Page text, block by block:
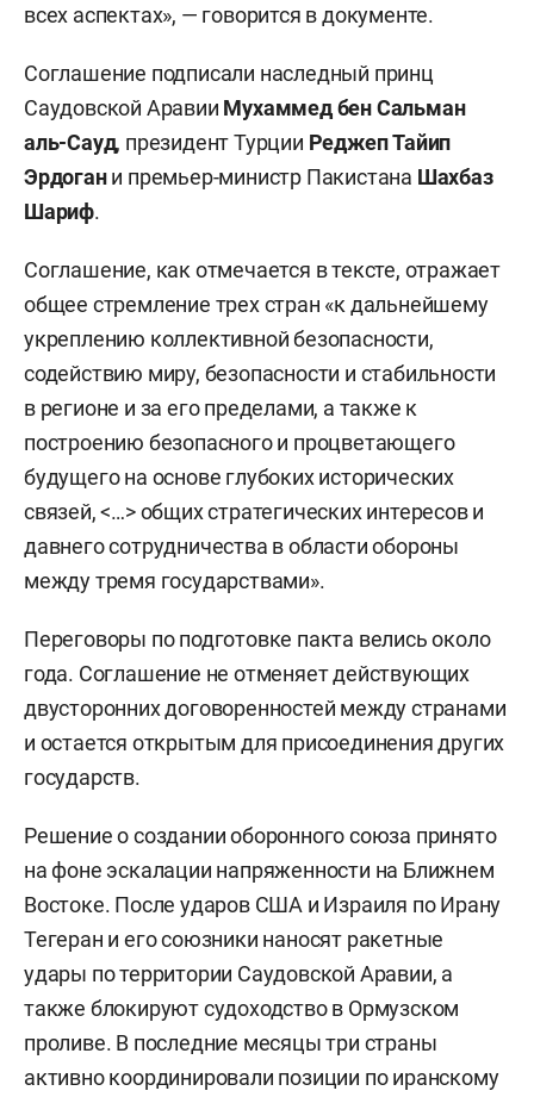
всех аспектах», — говорится в документе.
Соглашение подписали наследный принц
Саудовской Аравии Мухаммед бен Сальман
аль-Сауд, президент Турции РеджепТайип
Эрдогани премьер-министр Пакистана Шахбаз
Шариф.
Соглашение, как отмечается в тексте, отражает
общее стремление трех стран «к дальнейшему
укреплению коллективной безопасности,
содействию миру, безопасности и стабильности
в регионе и за его пределами, а также к
построению безопасного и процветающего
будущего на основе глубоких исторических
связей, <…> общих стратегических интересов и
давнего сотрудничества в области обороны
между тремя государствами».
Переговоры по подготовке пакта велись около
года. Соглашение не отменяет действующих
двусторонних договоренностей между странами
и остается открытым для присоединения других
государств.
Решение о создании оборонного союза принято
на фоне эскалации напряженности на Ближнем
Востоке. После ударов США и Израиля по Ирану
Тегеран и его союзники наносят ракетные
удары по территории Саудовской Аравии, а
также блокируют судоходство в Ормузском
проливе. В последние месяцы три страны
активно координировали позиции по иранскому